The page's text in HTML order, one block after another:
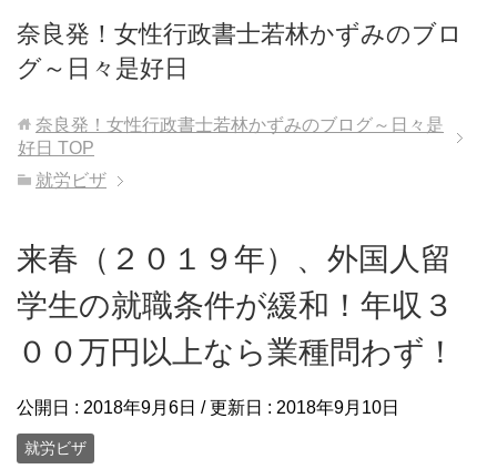
奈良発！女性行政書士若林かずみのブロ
グ～日々是好日
奈良発！女性行政書士若林かずみのブログ～日々是
好日 TOP
就労ビザ
来春（２０１９年）、外国人留
学生の就職条件が緩和！年収３
００万円以上なら業種問わず！
公開日 : 2018年9月6日 / 更新日 : 2018年9月10日
就労ビザ